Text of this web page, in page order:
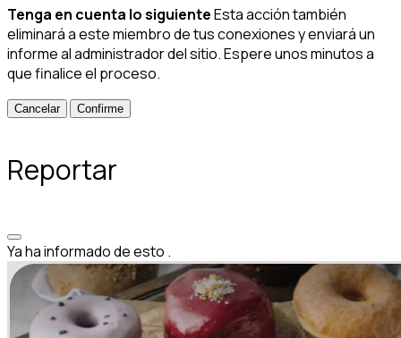
Tenga en cuenta lo siguienteEsta acción también
eliminará a este miembro de tus conexiones y enviará un
informe al administrador del sitio. Espere unos minutos a
que finalice el proceso.
Confirme
Reportar
Ya ha informado de esto .